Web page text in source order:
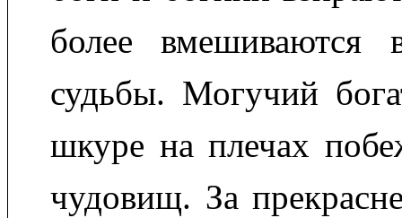
более
судьбы. Могучий
шкуре на плечах
чудовищ. За